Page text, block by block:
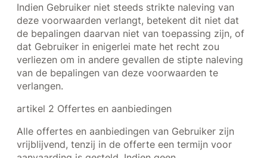
Indien Gebruiker niet steeds strikte naleving van
deze voorwaarden verlangt, betekent dit niet dat
de bepalingen daarvan niet van toepassing zijn, of
dat Gebruiker in enigerlei mate het recht zou
verliezen om in andere gevallen de stipte naleving
van de bepalingen van deze voorwaarden te
verlangen.
artikel 2 Offertes en aanbiedingen
Alle offertes en aanbiedingen van Gebruiker zijn
vrijblijvend, tenzij in de offerte een termijn voor